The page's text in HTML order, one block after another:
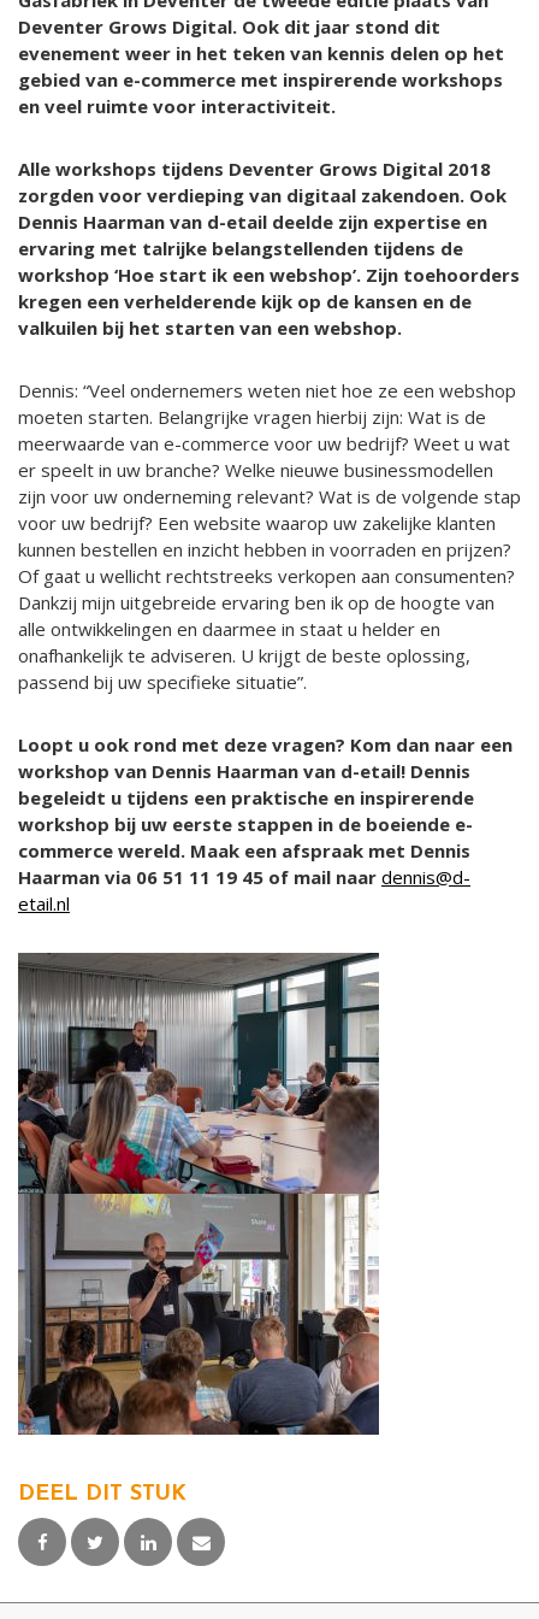
Deventer Grows Digital. Ook dit jaar stond dit
evenement weer in het teken van kennis delen op het
gebied van e-commerce met inspirerende workshops
en veel ruimte voor interactiviteit.
Alle workshops tijdens Deventer Grows Digital 2018
zorgden voor verdieping van digitaal zakendoen. Ook
Dennis Haarman van d-etail deelde zijn expertise en
ervaring met talrijke belangstellenden tijdens de
workshop ‘Hoe start ik een webshop’. Zijn toehoorders
kregen een verhelderende kijk op de kansen en de
valkuilen bij het starten van een webshop.
Dennis: “Veel ondernemers weten niet hoe ze een webshop
moeten starten. Belangrijke vragen hierbij zijn: Wat is de
meerwaarde van e-commerce voor uw bedrijf? Weet u wat
er speelt in uw branche? Welke nieuwe businessmodellen
zijn voor uw onderneming relevant? Wat is de volgende stap
voor uw bedrijf? Een website waarop uw zakelijke klanten
kunnen bestellen en inzicht hebben in voorraden en prijzen?
Of gaat u wellicht rechtstreeks verkopen aan consumenten?
Dankzij mijn uitgebreide ervaring ben ik op de hoogte van
alle ontwikkelingen en daarmee in staat u helder en
onafhankelijk te adviseren. U krijgt de beste oplossing,
passend bij uw specifieke situatie”.
Loopt u ook rond met deze vragen? Kom dan naar een
workshop van Dennis Haarman van d-etail! Dennis
begeleidt u tijdens een praktische en inspirerende
workshop bij uw eerste stappen in de boeiende e-
commerce wereld. Maak een afspraak met Dennis
Haarman via 06 51 11 19 45 of mail naar dennis@d-
etail.nl
DEEL DIT STUK